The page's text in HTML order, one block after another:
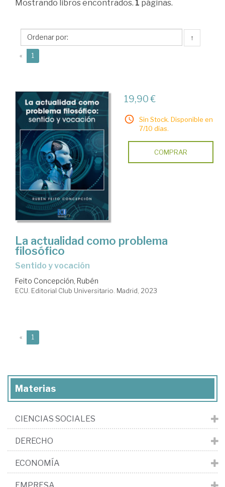
Feito
Rubén
Mostrando libros encontrados. 1 páginas.
↑
« 1
19,90 €
Sin Stock. Disponible en
7/10 días.
COMPRAR
La actualidad como problema
filosófico
sentido y vocación
Feito Concepción, Rubén
ECU. Editorial Club Universitario. Madrid, 2023
« 1
Materias
CIENCIAS SOCIALES
DERECHO
ECONOMÍA
EMPRESA